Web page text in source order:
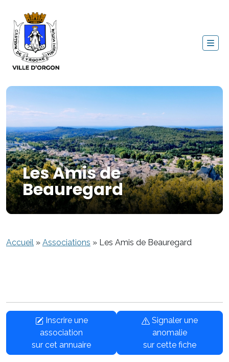
Les Amis de
Beauregard
Accueil » Associations » Les Amis de Beauregard
Inscrire une
association
sur cet annuaire
Signaler une
anomalie
sur cette fiche